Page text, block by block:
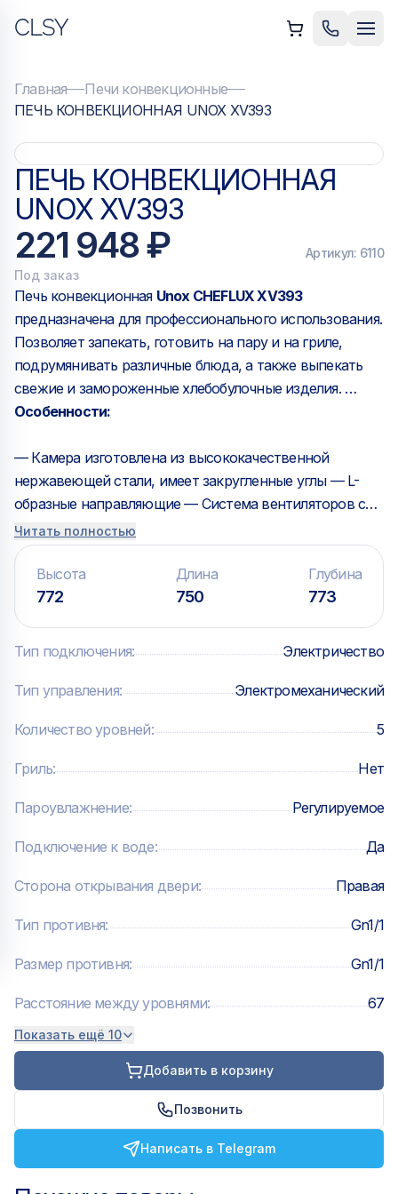
CLSY Позвонить
меню
Главная
Печи конвекционные
ПЕЧЬ КОНВЕКЦИОННАЯ UNOX XV393
ПЕЧЬ КОНВЕКЦИОННАЯ
UNOX XV393
221 948 ₽ Артикул: 6110
Под заказ
Печь конвекционная Unox CHEFLUX XV393
предназначена для профессионального использования.
Позволяет запекать, готовить на пару и на гриле,
подрумянивать различные блюда, а также выпекать
свежие и замороженные хлебобулочные изделия.
Особенности:
— Камера изготовлена из высококачественной
нержавеющей стали, имеет закругленные углы — L-
образные направляющие — Система вентиляторов с
реверсом — Двойное стекло дверцы — Встроенная в
дверцу система сбора капель работает даже при
открытой двери — Освещение камеры LED-
подсветкой, встроенной в дверь — Температурный
режим +80…+260 С
влажности — Кнопка включения пониженной
Технологии:
— AIR.Plus: оптимальное распределение воздуха и
влаги — STEAM.Plus: быстро создает необходимый
уровень влажности в камере
Читать полностью
Высота
772
Длина
750
Глубина
773
Тип подключения: Электричество
Тип управления: Электромеханический
Количество уровней: 5
Гриль: Нет
Пароувлажнение: Регулируемое
Подключение к воде: Да
Сторона открывания двери: Правая
Тип противня: Gn1/1
Размер противня: Gn1/1
Расстояние между уровнями: 67
Показать ещё 10
Добавить в корзину
Позвонить
Написать в Telegram